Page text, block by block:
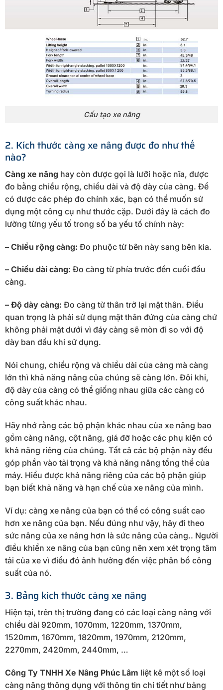
Cấu tạo xe nâng
2. Kích thước càng xe nâng được đo như thế
nào?
Càng xe nâng hay còn được gọi là lưỡi hoặc nĩa, được
đo bằng chiều rộng, chiều dài và độ dày của càng. Để
có được các phép đo chính xác, bạn có thể muốn sử
dụng một công cụ như thước cặp. Dưới đây là cách đo
lường từng yếu tố trong số ba yếu tố chính này:
– Chiều rộng càng: Đo phuộc từ bên này sang bên kia.
– Chiều dài càng: Đo càng từ phía trước đến cuối đầu
càng.
– Độ dày càng: Đo càng từ thân trở lại mặt thân. Điều
quan trọng là phải sử dụng mặt thân đứng của càng chứ
không phải mặt dưới vì đáy càng sẽ mòn đi so với độ
dày ban đầu khi sử dụng.
Nói chung, chiều rộng và chiều dài của càng mà càng
lớn thì khả năng nâng của chúng sẽ càng lớn. Đôi khi,
độ dày của càng có thể giống nhau giữa các càng có
công suất khác nhau.
Hãy nhớ rằng các bộ phận khác nhau của xe nâng bao
gồm càng nâng, cột nâng, giá đỡ hoặc các phụ kiện có
khả năng riêng của chúng. Tất cả các bộ phận này đều
góp phần vào tải trọng và khả năng nâng tổng thể của
máy. Hiểu được khả năng riêng của các bộ phận giúp
bạn biết khả năng và hạn chế của xe nâng của mình.
Ví dụ: càng xe nâng của bạn có thể có công suất cao
hơn xe nâng của bạn. Nếu đúng như vậy, hãy đi theo
sức nâng của xe nâng hơn là sức nâng của càng.. Người
điều khiển xe nâng của bạn cũng nên xem xét trọng tâm
tải của xe vì điều đó ảnh hưởng đến việc phân bổ công
suất của nó.
3. Bảng kích thước càng xe nâng
Hiện tại, trên thị trường đang có các loại càng nâng với
chiều dài 920mm, 1070mm, 1220mm, 1370mm,
1520mm, 1670mm, 1820mm, 1970mm, 2120mm,
2270mm, 2420mm, 2440mm, …
Công Ty TNHH Xe Nâng Phúc Lâm liệt kê một số loại
càng nâng thông dụng với thông tin chi tiết như bảng